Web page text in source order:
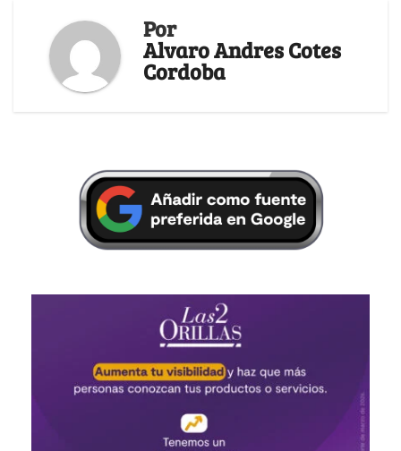
Por
Alvaro Andres Cotes
Cordoba